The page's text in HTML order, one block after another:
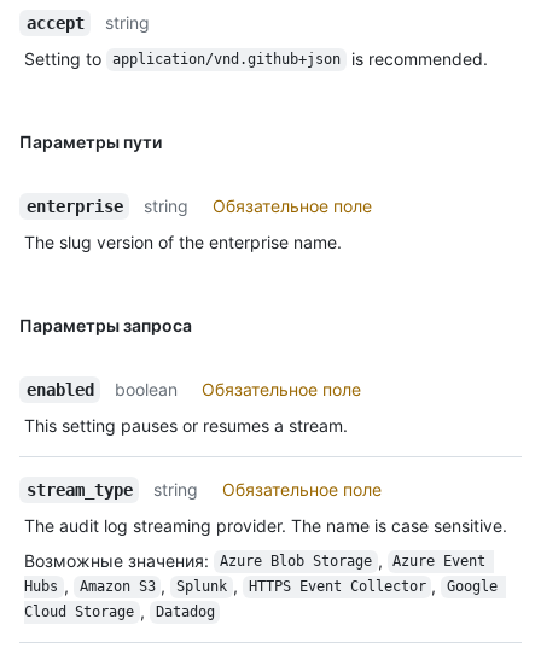
accept
string
Setting to
application/vnd.github+json is recommended.
Параметры пути
enterprise string
Обязательное поле
The slug version of the enterprise name.
Параметры запроса
enabled boolean
Обязательное поле
This setting pauses or resumes a stream.
stream_type string
Обязательное поле
The audit log streaming provider. The name is case sensitive.
Возможные значения: Azure Blob Storage ,
Azure Event
Hubs , Amazon S3 , Splunk , HTTPS Event Collector ,
Google
Cloud Storage , Datadog